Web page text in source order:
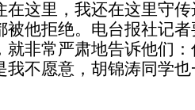
在这里，我还在这里守
被他拒绝。电台报社记
就非常严肃地告诉他们
我不愿意，胡锦涛同学